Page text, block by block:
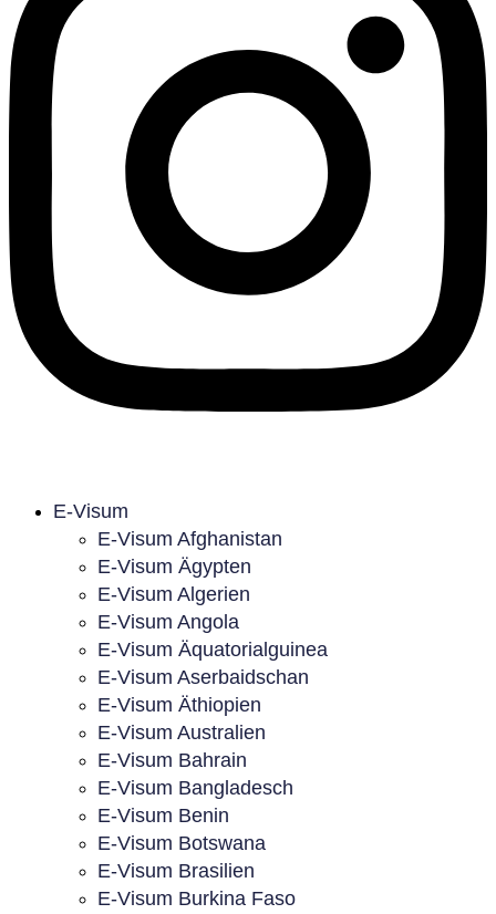
E-Visum
E-Visum Afghanistan
E-Visum Ägypten
E-Visum Algerien
E-Visum Angola
E-Visum Äquatorialguinea
E-Visum Aserbaidschan
E-Visum Äthiopien
E-Visum Australien
E-Visum Bahrain
E-Visum Bangladesch
E-Visum Benin
E-Visum Botswana
E-Visum Brasilien
E-Visum Burkina Faso